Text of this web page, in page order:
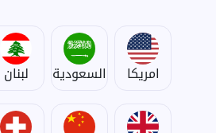
امريكا السعودية لبنان